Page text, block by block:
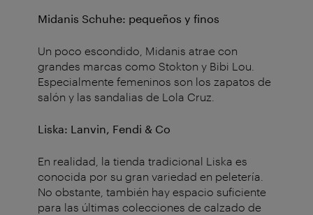
Midanis Schuhe: pequeños y finos
Un poco escondido, Midanis atrae con
grandes marcas como Stokton y Bibi Lou.
Especialmente femeninos son los zapatos de
salón y las sandalias de Lola Cruz.
Liska: Lanvin, Fendi & Co
En realidad, la tienda tradicional Liska es
conocida por su gran variedad en peletería.
No obstante, también hay espacio suficiente
para las últimas colecciones de calzado de